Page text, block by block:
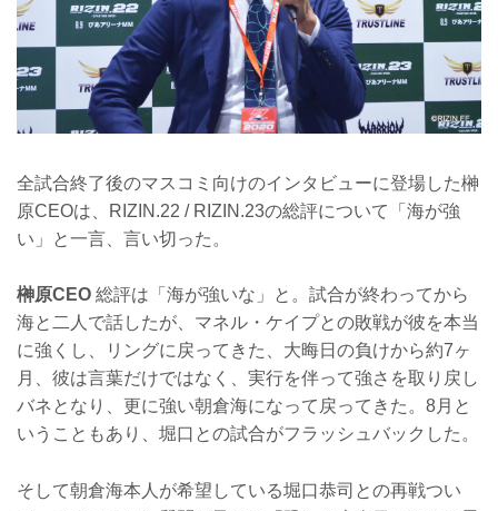
全試合終了後のマスコミ向けのインタビューに登場した榊
原CEOは、RIZIN.22 / RIZIN.23の総評について「海が強
い」と一言、言い切った。
榊原CEO 総評は「海が強いな」と。試合が終わってから
海と二人で話したが、マネル・ケイプとの敗戦が彼を本当
に強くし、リングに戻ってきた、大晦日の負けから約7ヶ
月、彼は言葉だけではなく、実行を伴って強さを取り戻し
バネとなり、更に強い朝倉海になって戻ってきた。8月と
いうこともあり、堀口との試合がフラッシュバックした。
そして朝倉海本人が希望している堀口恭司との再戦つい